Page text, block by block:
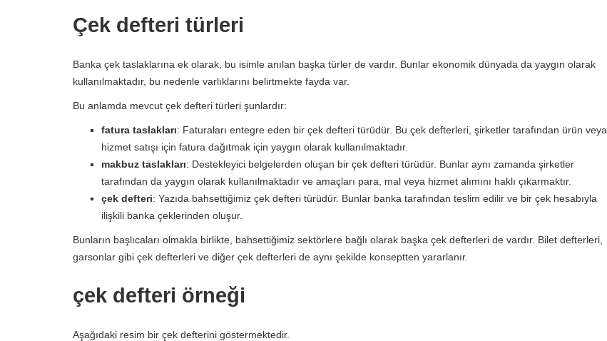
Çek defteri türleri
Banka çek taslaklarına ek olarak, bu isimle anılan başka türler de vardır. Bunlar ekonomik dünyada da yaygın olarak
kullanılmaktadır, bu nedenle varlıklarını belirtmekte fayda var.
Bu anlamda mevcut çek defteri türleri şunlardır:
fatura taslakları: Faturaları entegre eden bir çek defteri türüdür. Bu çek defterleri, şirketler tarafından ürün veya
hizmet satışı için fatura dağıtmak için yaygın olarak kullanılmaktadır.
makbuz taslakları: Destekleyici belgelerden oluşan bir çek defteri türüdür. Bunlar aynı zamanda şirketler
tarafından da yaygın olarak kullanılmaktadır ve amaçları para, mal veya hizmet alımını haklı çıkarmaktır.
çek defteri: Yazıda bahsettiğimiz çek defteri türüdür. Bunlar banka tarafından teslim edilir ve bir çek hesabıyla
ilişkili banka çeklerinden oluşur.
Bunların başlıcaları olmakla birlikte, bahsettiğimiz sektörlere bağlı olarak başka çek defterleri de vardır. Bilet defterleri,
garsonlar gibi çek defterleri ve diğer çek defterleri de aynı şekilde konseptten yararlanır.
çek defteri örneği
Aşağıdaki resim bir çek defterini göstermektedir.